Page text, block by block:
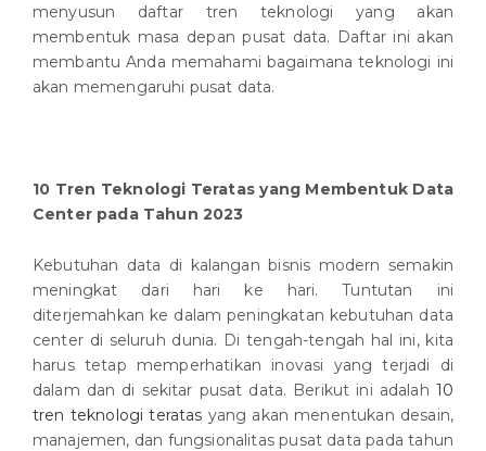
menyusun daftar tren teknologi yang akan
membentuk masa depan pusat data. Daftar ini akan
membantu Anda memahami bagaimana teknologi ini
akan memengaruhi pusat data.
10 Tren Teknologi Teratas yang Membentuk Data
Center pada Tahun 2023
Kebutuhan data di kalangan bisnis modern semakin
meningkat dari hari ke hari. Tuntutan ini
diterjemahkan ke dalam peningkatan kebutuhan data
center di seluruh dunia. Di tengah-tengah hal ini, kita
harus tetap memperhatikan inovasi yang terjadi di
dalam dan di sekitar pusat data. Berikut ini adalah 10
tren teknologi teratas yang akan menentukan desain,
manajemen, dan fungsionalitas pusat data pada tahun